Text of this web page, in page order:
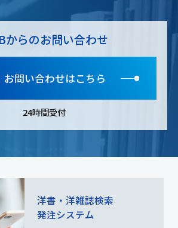
からのお問い合わせ
お問い合わせはこちら
24時間受付
洋書・洋雑誌検索
発注システム